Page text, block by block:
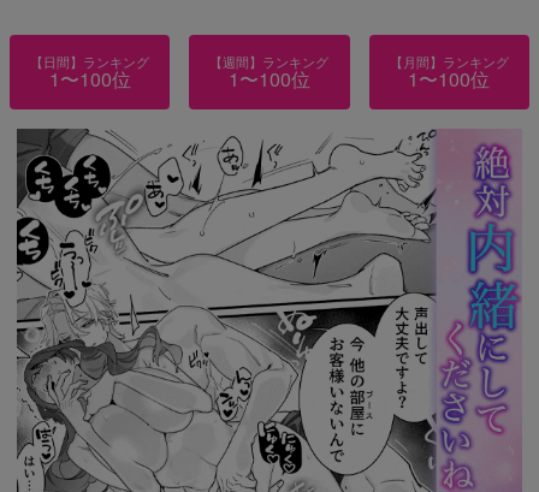
【日間】ランキング
1〜100位
【週間】ランキング
1〜100位
【月間】ランキング
1〜100位